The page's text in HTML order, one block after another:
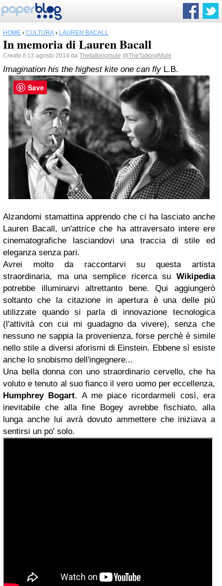
HOME › CULTURA › LAUREN BACALL
In memoria di Lauren Bacall
Creato il 13 agosto 2014 da Thetalkingmule @TheTalkingMule
Imagination his the highest kite one can fly L.B.
Alzandomi stamattina apprendo che ci ha lasciato anche
Lauren Bacall, un'attrice che ha attraversato intere ere
cinematografiche lasciandovi una traccia di stile ed
eleganza senza pari.
Avrei molto da raccontarvi su questa artista
straordinaria, ma una semplice ricerca su Wikipedia
potrebbe illuminarvi altrettanto bene. Qui aggiungerò
soltanto che la citazione in apertura è una delle più
utilizzate quando si parla di innovazione tecnologica
(l'attività con cui mi guadagno da vivere), senza che
nessuno ne sappia la provenienza, forse perchè è simile
nello stile a diversi aforismi di Einstein. Ebbene sì esiste
anche lo snobismo dell'ingegnere...
Una bella donna con uno straordinario cervello, che ha
voluto e tenuto al suo fianco il vero uomo per eccellenza,
Humphrey Bogart. A me piace ricordarmeli così, era
inevitabile che alla fine Bogey avrebbe fischiato, alla
lunga anche lui avrà dovuto ammettere che iniziava a
sentirsi un po' solo.
Save